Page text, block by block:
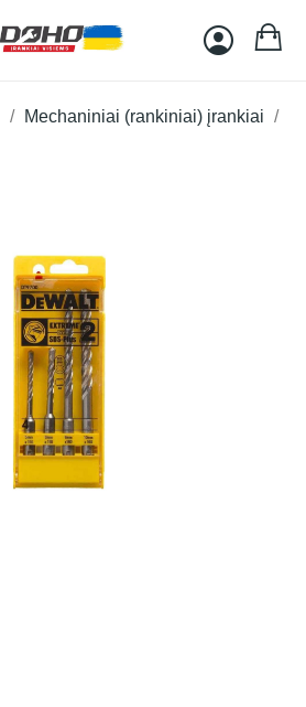
Mechaniniai (rankiniai) įrankiai